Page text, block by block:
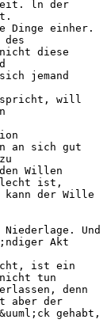
ln der
Dinge einher.
des
diese
jemand
will
an sich gut
Willen
ist,
der Wille
Und
Akt
ist ein
tun
denn
aber der
gehabt,